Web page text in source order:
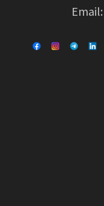
Email: